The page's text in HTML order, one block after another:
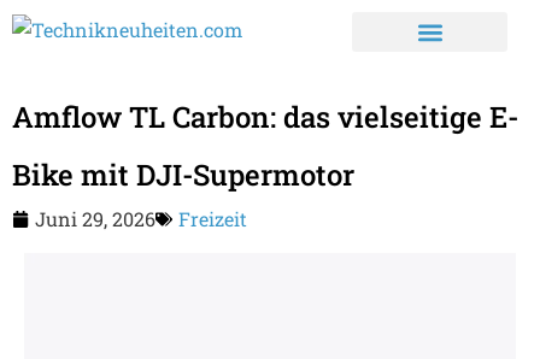
Amflow TL Carbon: das vielseitige E-
Bike mit DJI-Supermotor
Juni 29, 2026 Freizeit